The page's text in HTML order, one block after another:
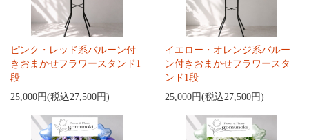
ピンク・レッド系バルーン付
きおまかせフラワースタンド1
段
25,000円(税込27,500円)
イエロー・オレンジ系バルー
ン付きおまかせフラワースタ
ンド1段
25,000円(税込27,500円)